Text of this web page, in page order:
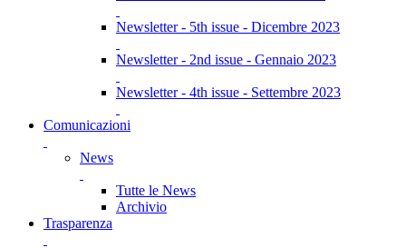
Newsletter - 5th issue - Dicembre 2023
Newsletter - 2nd issue - Gennaio 2023
Newsletter - 4th issue - Settembre 2023
Comunicazioni
News
Tutte le News
Archivio
Trasparenza